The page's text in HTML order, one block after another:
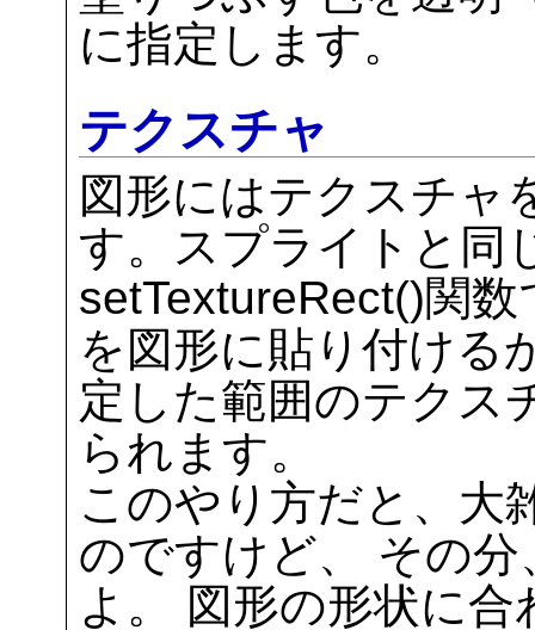
に指定します。
テクスチャ
図形にはテクスチャ
す。スプライトと同
setTextureRect()関
を図形に貼り付ける
定した範囲のテクス
られます。
このやり方だと、大
のですけど、 その
よ。 図形の形状に